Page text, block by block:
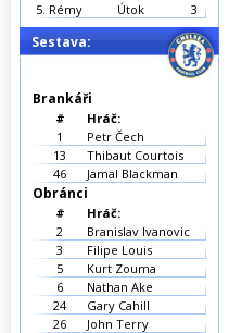
5. Rémy Útok 3
Sestava:
Brankáři
#
Hráč:
1
Petr Čech
13
Thibaut Courtois
46
Jamal Blackman
Obránci
#
Hráč:
2
Branislav Ivanovic
3
Filipe Louis
5
Kurt Zouma
6
Nathan Ake
24
Gary Cahill
26
John Terry